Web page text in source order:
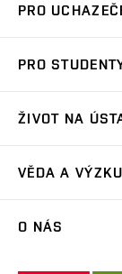
PRO
Letní škola
PRO
Závěrečné práce
Příručka prváka
ŽIVOT NA
Plenéry
VĚDA A
O NÁS